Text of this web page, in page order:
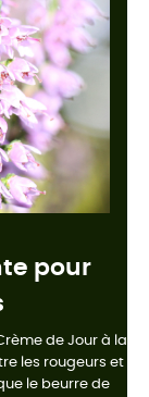
pour
de Jour à la
les rougeurs et
le beurre de